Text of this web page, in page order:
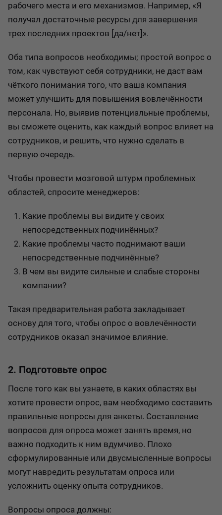
рабочего места и его механизмов. Например, «Я
получал достаточные ресурсы для завершения
трех последних проектов [да/нет]».
Оба типа вопросов необходимы; простой вопрос о
том, как чувствуют себя сотрудники, не даст вам
чёткого понимания того, что ваша компания
может улучшить для повышения вовлечённости
персонала. Но, выявив потенциальные проблемы,
вы сможете оценить, как каждый вопрос влияет на
сотрудников, и решить, что нужно сделать в
первую очередь.
Чтобы провести мозговой штурм проблемных
областей, спросите менеджеров:
Какие проблемы вы видите у своих
непосредственных подчинённых?
Какие проблемы часто поднимают ваши
непосредственные подчинённые?
В чем вы видите сильные и слабые стороны
компании?
Такая предварительная работа закладывает
основу для того, чтобы опрос о вовлечённости
сотрудников оказал значимое влияние.
2. Подготовьте опрос
После того как вы узнаете, в каких областях вы
хотите провести опрос, вам необходимо составить
правильные вопросы для анкеты. Составление
вопросов для опроса может занять время, но
важно подходить к ним вдумчиво. Плохо
сформулированные или двусмысленные вопросы
могут навредить результатам опроса или
усложнить оценку опыта сотрудников.
Вопросы опроса должны: